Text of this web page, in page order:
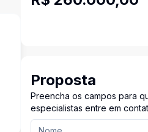
Proposta
Preencha os campos para
especialistas entre em